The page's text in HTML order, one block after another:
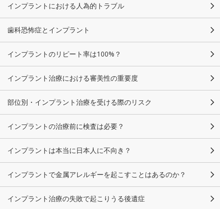
インプラントにおける人為的トラブル
歯科恐怖症とインプラント
インプラントのリピート率は100%？
インプラント治療における審美性の重要度
部位別・インプラント治療を受ける際のリスク
インプラントの治療前に検査は必要？
インプラントは本当に日本人に不向き？
インプラントで金属アレルギーを起こすことはあるのか？
インプラント治療の失敗で起こりうる後遺症